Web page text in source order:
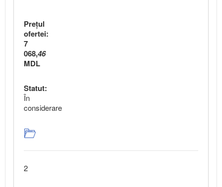
Preţul
ofertei:
7
068,46
MDL
Statut:
În
considerare
2